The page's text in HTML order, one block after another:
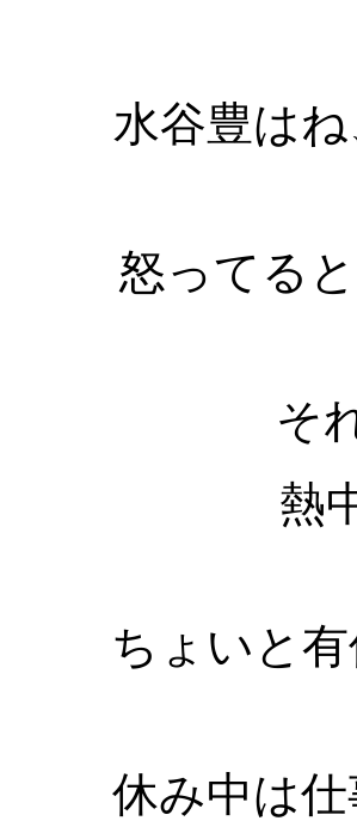
水谷豊は
怒ってる
そ
熱
ちょいと
休み中は